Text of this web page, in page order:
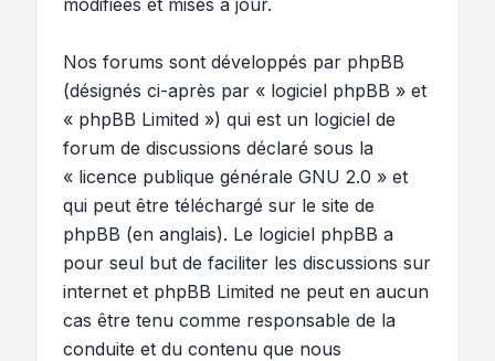
modifiées et mises à jour.
Nos forums sont développés par phpBB
(désignés ci-après par « logiciel phpBB » et
« phpBB Limited ») qui est un logiciel de
forum de discussions déclaré sous la
« licence publique générale GNU 2.0 » et
qui peut être téléchargé sur le site de
phpBB (en anglais). Le logiciel phpBB a
pour seul but de faciliter les discussions sur
internet et phpBB Limited ne peut en aucun
cas être tenu comme responsable de la
conduite et du contenu que nous